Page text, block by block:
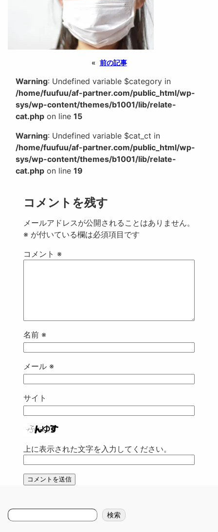
« 前の記事
Warning: Undefined variable $category in
/home/fuufuu/af-partner.com/public_html/wp-
sys/wp-content/themes/b1001/lib/relate-
cat.php on line 15
Warning: Undefined variable $cat_ct in
/home/fuufuu/af-partner.com/public_html/wp-
sys/wp-content/themes/b1001/lib/relate-
cat.php on line 19
コメントを残す
メールアドレスが公開されることはありません。
※ が付いている欄は必須項目です
コメント ※
名前 ※
メール ※
サイト
上に表示された文字を入力してください。
検
索
検索